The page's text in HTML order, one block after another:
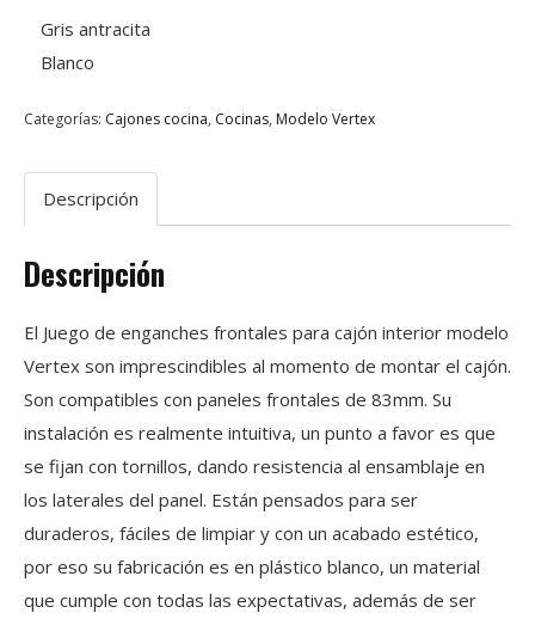
Gris antracita
Blanco
Categorías: Cajones cocina, Cocinas, Modelo Vertex
Descripción
Descripción
El Juego de enganches frontales para cajón interior modelo
Vertex son imprescindibles al momento de montar el cajón.
Son compatibles con paneles frontales de 83mm. Su
instalación es realmente intuitiva, un punto a favor es que
se fijan con tornillos, dando resistencia al ensamblaje en
los laterales del panel. Están pensados para ser
duraderos, fáciles de limpiar y con un acabado estético,
por eso su fabricación es en plástico blanco, un material
que cumple con todas las expectativas, además de ser